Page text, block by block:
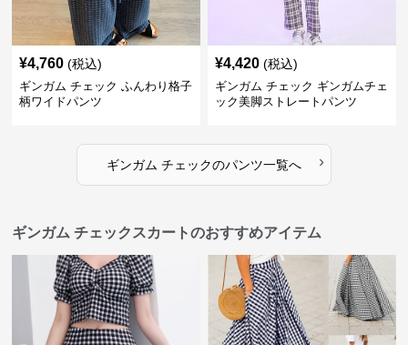
¥4,760 (税込)
ギンガム チェック ふんわり格子
柄ワイドパンツ
¥4,420 (税込)
ギンガム チェック ギンガムチェ
ック美脚ストレートパンツ
ギンガム チェックのパンツ一覧へ ›
ギンガム チェックスカートのおすすめアイテム